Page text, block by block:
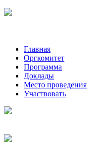
Главная
Оргкомитет
Программа
Доклады
Место проведения
Участвовать